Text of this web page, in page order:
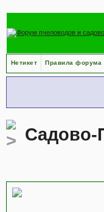
Нетикет Правила форума